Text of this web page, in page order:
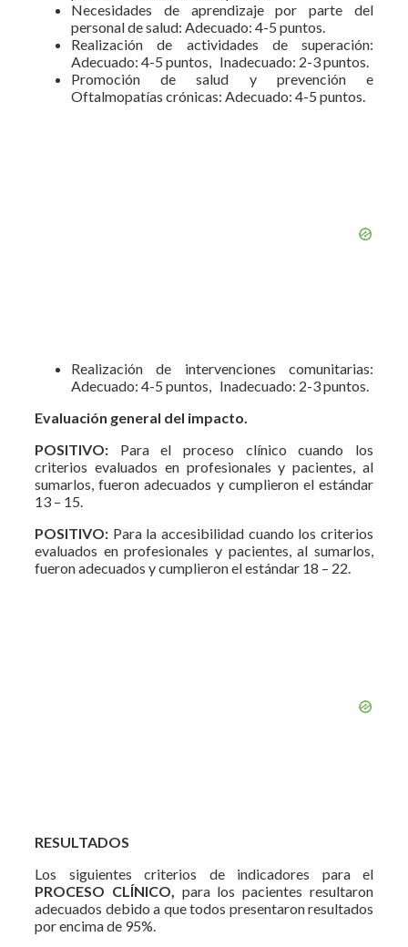
Necesidades de aprendizaje por parte del
personal de salud: Adecuado: 4-5 puntos.
Realización de actividades de superación:
Adecuado: 4-5 puntos, Inadecuado: 2-3 puntos.
Promoción de salud y prevención e
Oftalmopatías crónicas: Adecuado: 4-5 puntos.
Realización de intervenciones comunitarias:
Adecuado: 4-5 puntos, Inadecuado: 2-3 puntos.
Evaluación general del impacto.
POSITIVO: Para el proceso clínico cuando los
criterios evaluados en profesionales y pacientes, al
sumarlos, fueron adecuados y cumplieron el estándar
13 – 15.
POSITIVO: Para la accesibilidad cuando los criterios
evaluados en profesionales y pacientes, al sumarlos,
fueron adecuados y cumplieron el estándar 18 – 22.
RESULTADOS
Los siguientes criterios de indicadores para el
PROCESO CLÍNICO, para los pacientes resultaron
adecuados debido a que todos presentaron resultados
por encima de 95%.